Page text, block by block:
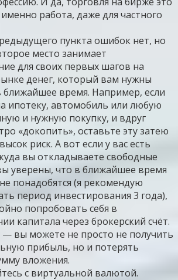
работа, даже для частного
пункта ошибок нет, но
место занимает
для своих первых шагов на
денег, который вам нужны
ближайшее время. Например, если
ипотеку, автомобиль или любую
и нужную покупку, и вдруг
«докопить», оставьте эту затею
риск. А вот если у вас есть
вы откладываете свободные
уверены, что в ближайшее время
понадобятся (я рекомендую
период инвестирования 3 года),
попробовать себя в
капитала через брокерский счёт.
вы можете не просто не получить
прибыль, но и потерять
вложения.
с виртуальной валютой.